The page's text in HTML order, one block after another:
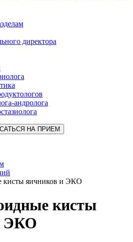
директора
андролога
НА ПРИЕМ
кисты яичников и ЭКО
кисты
ЭКО